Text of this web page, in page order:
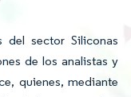
del sector Siliconas
de los analistas y
quienes, mediante